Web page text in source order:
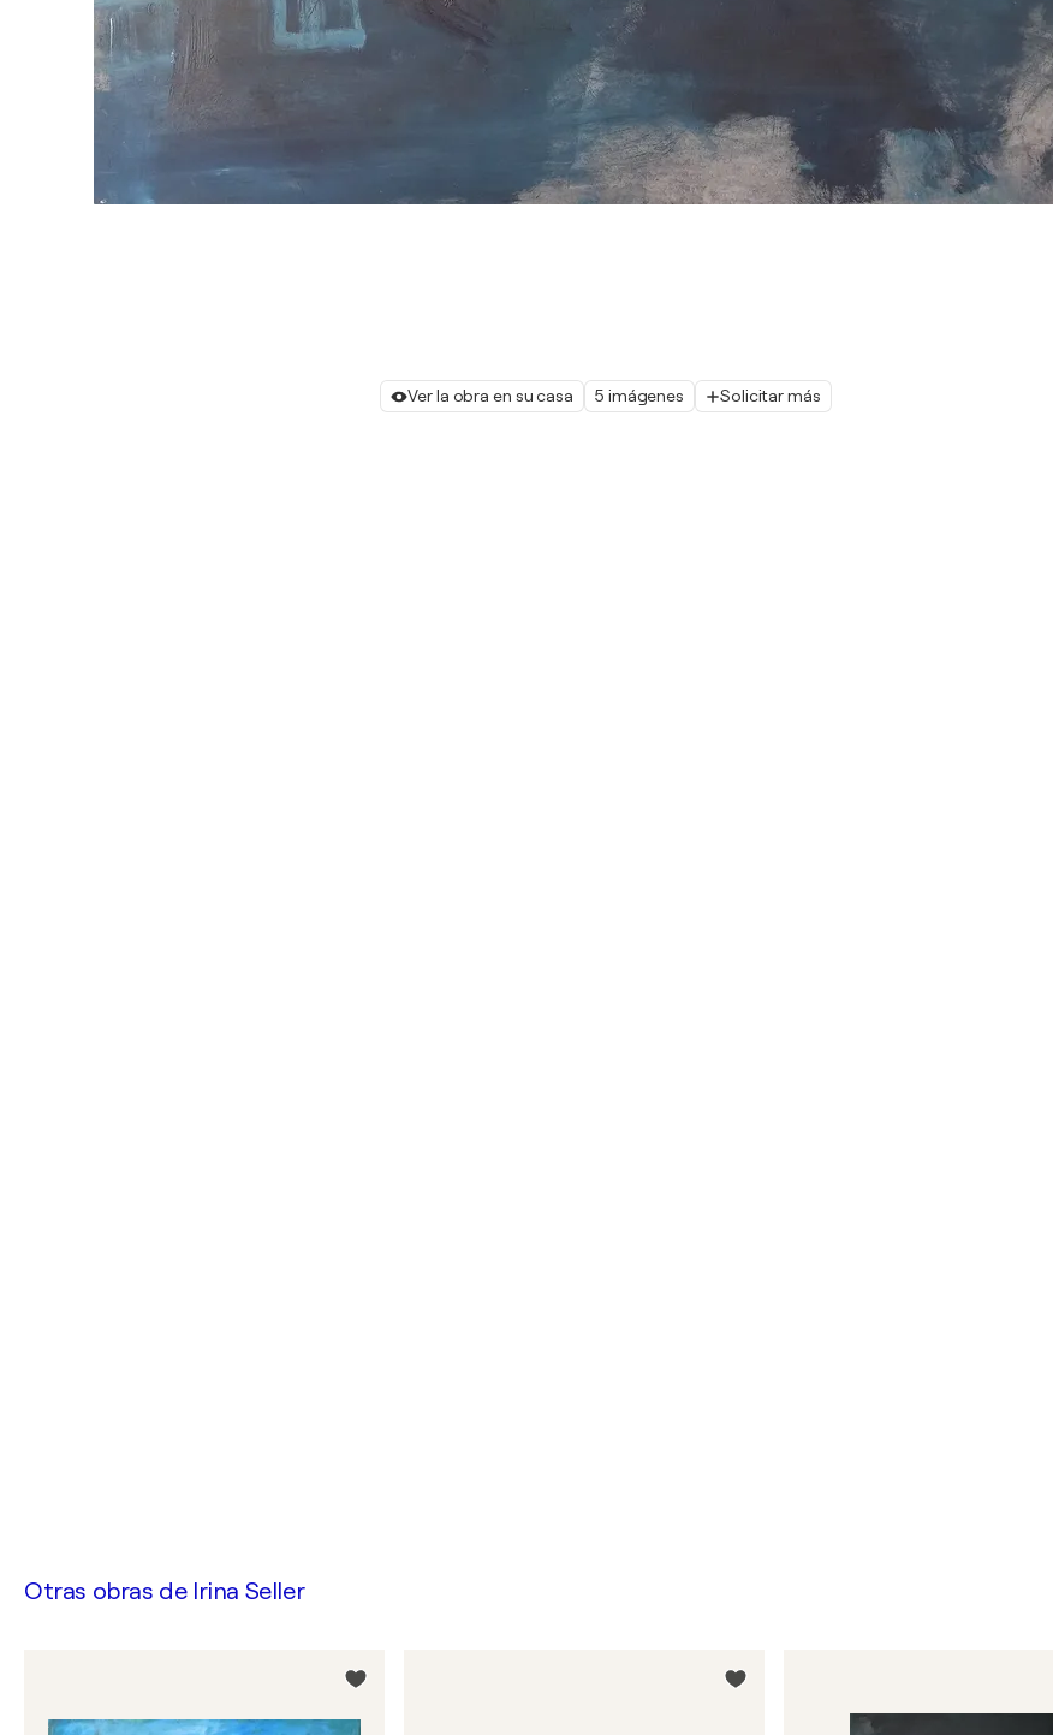
Ver la obra en su casa 5 imágenes Solicitar más
Otras obras de Irina Seller